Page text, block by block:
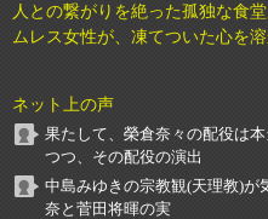
人との繋がりを絶った孤独な食
ムレス女性が、凍てついた心を溶
ネット上の声
果たして、榮倉奈々の配役は
つつ、その配役の演出
中島みゆきの宗教観(天理教)が
奈と菅田将暉の実